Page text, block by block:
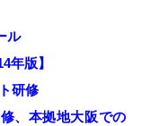
ル
年版】
研修
、本拠地大阪での